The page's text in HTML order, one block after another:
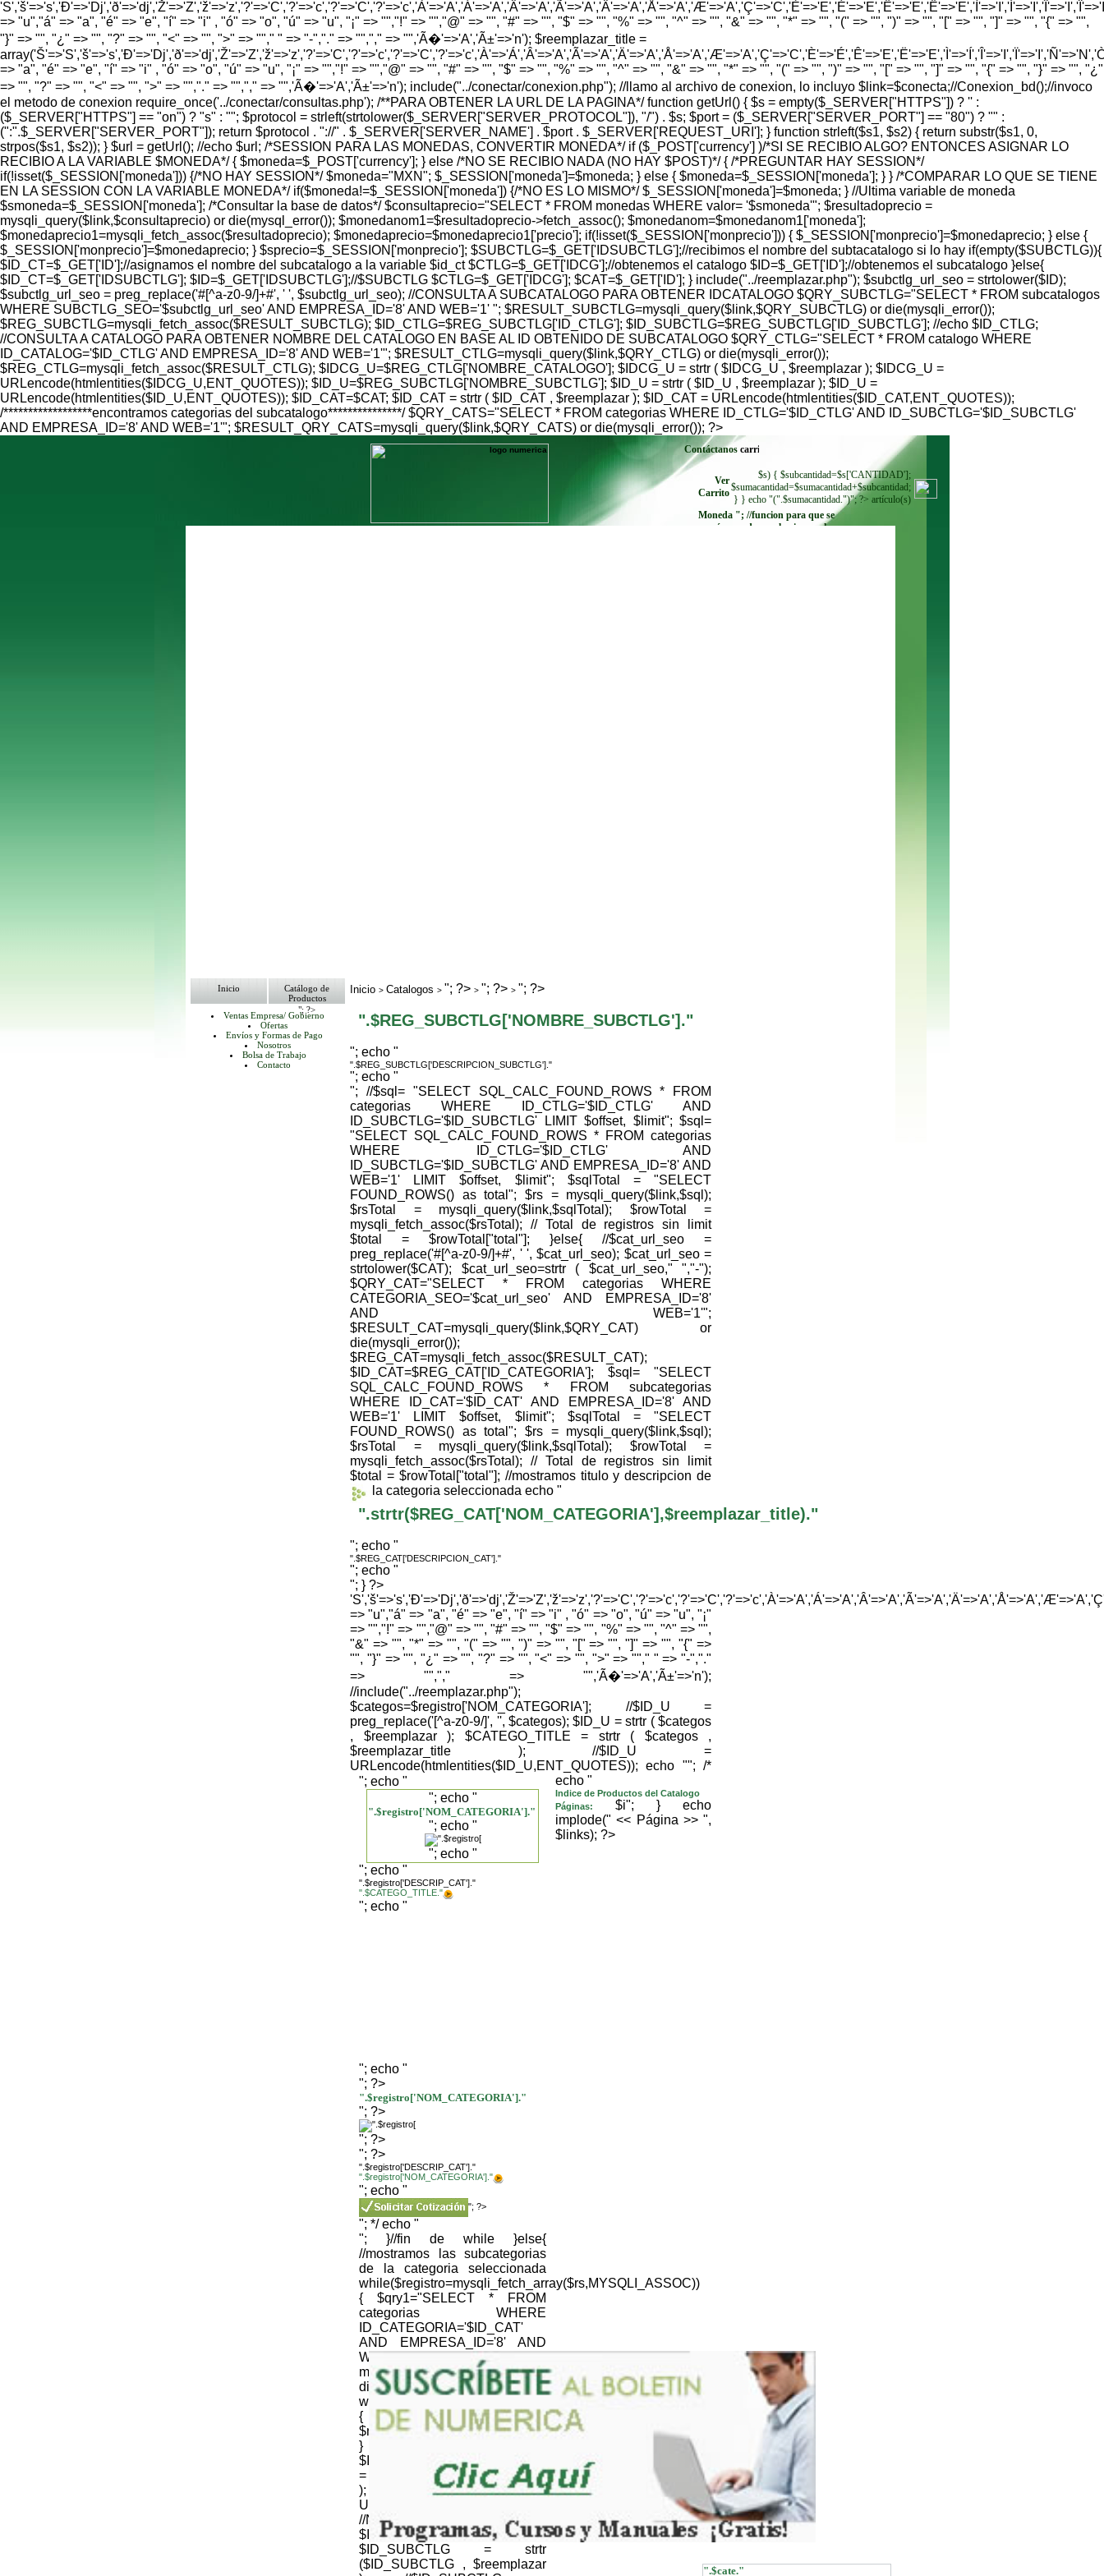
=> "u","á" => "a", "é" => "e", "í" => "i" , "ó" => "o", "ú" => "u", "¡" => "","!" => "","@" => "", "#" => "", "$" => "", "%" => "", "^" => "", "&" => "", "*" => "", "(" => "", ")" => "", "[" => "", "]" => "", "{" => "",
"}" => "", "¿" => "", "?" => "", "<" => "", ">" => ""," " => "-","." => "","," => "",'Ã�'=>'A','Ã±'=>'n'); $reemplazar_title =
=> "a", "é" => "e", "í" => "i" , "ó" => "o", "ú" => "u", "¡" => "","!" => "","@" => "", "#" => "", "$" => "", "%" => "", "^" => "", "&" => "", "*" => "", "(" => "", ")" => "", "[" => "", "]" => "", "{" => "", "}" => "", "¿"
=> "", "?" => "", "<" => "", ">" => "","." => "","," => "",'Ã�'=>'A','Ã±'=>'n'); include("../conectar/conexion.php"); //llamo al archivo de conexion, lo incluyo $link=$conecta;//Conexion_bd();//invoco
el metodo de conexion require_once('../conectar/consultas.php'); /**PARA OBTENER LA URL DE LA PAGINA*/ function getUrl() { $s = empty($_SERVER["HTTPS"]) ? '' :
($_SERVER["HTTPS"] == "on") ? "s" : ""; $protocol = strleft(strtolower($_SERVER["SERVER_PROTOCOL"]), "/") . $s; $port = ($_SERVER["SERVER_PORT"] == "80") ? "" :
(":".$_SERVER["SERVER_PORT"]); return $protocol . "://" . $_SERVER['SERVER_NAME'] . $port . $_SERVER['REQUEST_URI']; } function strleft($s1, $s2) { return substr($s1, 0,
strpos($s1, $s2)); } $url = getUrl(); //echo $url; /*SESSION PARA LAS MONEDAS, CONVERTIR MONEDA*/ if ($_POST['currency'] )/*SI SE RECIBIO ALGO? ENTONCES ASIGNAR LO
RECIBIO A LA VARIABLE $MONEDA*/ { $moneda=$_POST['currency']; } else /*NO SE RECIBIO NADA (NO HAY $POST)*/ { /*PREGUNTAR HAY SESSION*/
if(!isset($_SESSION['moneda'])) {/*NO HAY SESSION*/ $moneda="MXN"; $_SESSION['moneda']=$moneda; } else { $moneda=$_SESSION['moneda']; } } /*COMPARAR LO QUE SE TIENE
EN LA SESSION CON LA VARIABLE MONEDA*/ if($moneda!=$_SESSION['moneda']) {/*NO ES LO MISMO*/ $_SESSION['moneda']=$moneda; } //Ultima variable de moneda
$smoneda=$_SESSION['moneda']; /*Consultar la base de datos*/ $consultaprecio="SELECT * FROM monedas WHERE valor= '$smoneda'"; $resultadoprecio =
mysqli_query($link,$consultaprecio) or die(mysql_error()); $monedanom1=$resultadoprecio->fetch_assoc(); $monedanom=$monedanom1['moneda'];
$monedaprecio1=mysqli_fetch_assoc($resultadoprecio); $monedaprecio=$monedaprecio1['precio']; if(!isset($_SESSION['monprecio'])) { $_SESSION['monprecio']=$monedaprecio; } else {
$_SESSION['monprecio']=$monedaprecio; } $sprecio=$_SESSION['monprecio']; $SUBCTLG=$_GET['IDSUBCTLG'];//recibimos el nombre del subtacatalogo si lo hay if(empty($SUBCTLG)){
$ID_CT=$_GET['ID'];//asignamos el nombre del subcatalogo a la variable $id_ct $CTLG=$_GET['IDCG'];//obtenemos el catalogo $ID=$_GET['ID'];//obtenemos el subcatalogo }else{
$ID_CT=$_GET['IDSUBCTLG']; $ID=$_GET['IDSUBCTLG'];//$SUBCTLG $CTLG=$_GET['IDCG']; $CAT=$_GET['ID']; } include("../reemplazar.php"); $subctlg_url_seo = strtolower($ID);
$subctlg_url_seo = preg_replace('#[^a-z0-9/]+#', ' ', $subctlg_url_seo); //CONSULTA A SUBCATALOGO PARA OBTENER IDCATALOGO $QRY_SUBCTLG="SELECT * FROM subcatalogos
WHERE SUBCTLG_SEO='$subctlg_url_seo' AND EMPRESA_ID='8' AND WEB='1' "; $RESULT_SUBCTLG=mysqli_query($link,$QRY_SUBCTLG) or die(mysqli_error());
$REG_SUBCTLG=mysqli_fetch_assoc($RESULT_SUBCTLG); $ID_CTLG=$REG_SUBCTLG['ID_CTLG']; $ID_SUBCTLG=$REG_SUBCTLG['ID_SUBCTLG']; //echo $ID_CTLG;
//CONSULTA A CATALOGO PARA OBTENER NOMBRE DEL CATALOGO EN BASE AL ID OBTENIDO DE SUBCATALOGO $QRY_CTLG="SELECT * FROM catalogo WHERE
ID_CATALOG='$ID_CTLG' AND EMPRESA_ID='8' AND WEB='1'"; $RESULT_CTLG=mysqli_query($link,$QRY_CTLG) or die(mysqli_error());
$REG_CTLG=mysqli_fetch_assoc($RESULT_CTLG); $IDCG_U=$REG_CTLG['NOMBRE_CATALOGO']; $IDCG_U = strtr ( $IDCG_U , $reemplazar ); $IDCG_U =
URLencode(htmlentities($IDCG_U,ENT_QUOTES)); $ID_U=$REG_SUBCTLG['NOMBRE_SUBCTLG']; $ID_U = strtr ( $ID_U , $reemplazar ); $ID_U =
URLencode(htmlentities($ID_U,ENT_QUOTES)); $ID_CAT=$CAT; $ID_CAT = strtr ( $ID_CAT , $reemplazar ); $ID_CAT = URLencode(htmlentities($ID_CAT,ENT_QUOTES));
/******************encontramos categorias del subcatalogo***************/ $QRY_CATS="SELECT * FROM categorias WHERE ID_CTLG='$ID_CTLG' AND ID_SUBCTLG='$ID_SUBCTLG'
AND EMPRESA_ID='8' AND WEB='1'"; $RESULT_QRY_CATS=mysqli_query($link,$QRY_CATS) or die(mysqli_error()); ?>
Contáctanos
Ver
Carrito
$s) { $subcantidad=$s['CANTIDAD'];
$sumacantidad=$sumacantidad+$subcantidad;
} } echo "(".$sumacantidad.")"; ?> artículo(s)
Moneda "; //funcion para que se
envíe cuando se seleccione. echo
Inicio
Catálogo de
Productos
"; ?>
Ventas Empresa/ Gobierno
Ofertas
Envíos y Formas de Pago
Nosotros
Bolsa de Trabajo
Contacto
Inicio >Catalogos > "; ?>> "; ?>> "; ?>
".$REG_SUBCTLG['NOMBRE_SUBCTLG']."
"; echo "
".$REG_SUBCTLG['DESCRIPCION_SUBCTLG']."
"; echo "
"; //$sql= "SELECT SQL_CALC_FOUND_ROWS * FROM
categorias WHERE ID_CTLG='$ID_CTLG' AND
ID_SUBCTLG='$ID_SUBCTLG' LIMIT $offset, $limit"; $sql=
"SELECT SQL_CALC_FOUND_ROWS * FROM categorias
WHERE ID_CTLG='$ID_CTLG' AND
ID_SUBCTLG='$ID_SUBCTLG' AND EMPRESA_ID='8' AND
WEB='1' LIMIT $offset, $limit"; $sqlTotal = "SELECT
FOUND_ROWS() as total"; $rs = mysqli_query($link,$sql);
$rsTotal = mysqli_query($link,$sqlTotal); $rowTotal =
mysqli_fetch_assoc($rsTotal); // Total de registros sin limit
$total = $rowTotal["total"]; }else{ //$cat_url_seo =
preg_replace('#[^a-z0-9/]+#', ' ', $cat_url_seo); $cat_url_seo =
strtolower($CAT); $cat_url_seo=strtr ( $cat_url_seo," ","-");
$QRY_CAT="SELECT * FROM categorias WHERE
CATEGORIA_SEO='$cat_url_seo' AND EMPRESA_ID='8'
AND WEB='1'";
$RESULT_CAT=mysqli_query($link,$QRY_CAT) or
die(mysqli_error());
$REG_CAT=mysqli_fetch_assoc($RESULT_CAT);
$ID_CAT=$REG_CAT['ID_CATEGORIA']; $sql= "SELECT
SQL_CALC_FOUND_ROWS * FROM subcategorias
WHERE ID_CAT='$ID_CAT' AND EMPRESA_ID='8' AND
WEB='1' LIMIT $offset, $limit"; $sqlTotal = "SELECT
FOUND_ROWS() as total"; $rs = mysqli_query($link,$sql);
$rsTotal = mysqli_query($link,$sqlTotal); $rowTotal =
mysqli_fetch_assoc($rsTotal); // Total de registros sin limit
$total = $rowTotal["total"]; //mostramos titulo y descripcion de
la categoria seleccionada echo "
".strtr($REG_CAT['NOM_CATEGORIA'],$reemplazar_title)."
"; echo "
".$REG_CAT['DESCRIPCION_CAT']."
"; echo "
"; } ?>
=> "u","á" => "a", "é" => "e", "í" => "i" , "ó" => "o", "ú" => "u", "¡"
=> "","!" => "","@" => "", "#" => "", "$" => "", "%" => "", "^" => "",
"&" => "", "*" => "", "(" => "", ")" => "", "[" => "", "]" => "", "{" =>
"", "}" => "", "¿" => "", "?" => "", "<" => "", ">" => ""," " => "-","."
=> "","," => "",'Ã�'=>'A','Ã±'=>'n');
//include("../reemplazar.php");
$categos=$registro['NOM_CATEGORIA']; //$ID_U =
preg_replace('[^a-z0-9/]', '', $categos); $ID_U = strtr ( $categos
, $reemplazar ); $CATEGO_TITLE = strtr ( $categos ,
$reemplazar_title ); //$ID_U =
URLencode(htmlentities($ID_U,ENT_QUOTES)); echo "
"; echo "
"; echo "
".$registro['NOM_CATEGORIA']."
"; echo "
"; echo "
"; echo "
".$registro['DESCRIP_CAT']."
".$CATEGO_TITLE."
"; echo "
"; /*
echo "
"; echo "
"; ?>
".$registro['NOM_CATEGORIA']."
"; ?>
"; ?>
"; ?>
".$registro['DESCRIP_CAT']."
".$registro['NOM_CATEGORIA']."
"; echo "
"; ?>
"; */ echo "
"; }//fin de while }else{
//mostramos las subcategorias
de la categoria seleccionada
while($registro=mysqli_fetch_array($rs,MYSQLI_ASSOC))
{ $qry1="SELECT * FROM
categorias WHERE
ID_CATEGORIA='$ID_CAT'
AND EMPRESA_ID='8' AND
WEB='1' "; $resultQRY =
mysqli_query($link,$qry1) or
die(mysqli_error());
while($registroQRY=mysqli_fetch_array($resultQRY,MYSQLI_ASSOC))
{
$nomb_cat=$registroQRY['NOM_CATEGORIA'];
} //NOMBRE CATALOGO
$ID_CTLG=$CTLG; $ID_CTLG
= strtr ($ID_CTLG , $reemplazar
); $ID_CTLG =
URLencode(htmlentities($ID_CTLG,ENT_QUOTES));
//NOMBRE SUBCATALOGO
$ID_SUBCTLG=$SUBCTLG;
$ID_SUBCTLG = strtr
($ID_SUBCTLG , $reemplazar
Indice de Productos del Catalogo
Páginas:
$i"; } echo
implode(" << Página >> ",
$links); ?>
".$cate."